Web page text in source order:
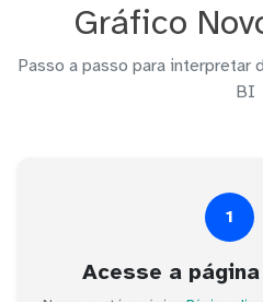
Gráfico
Passo a passo para interpretar
BI
1
Acesse a